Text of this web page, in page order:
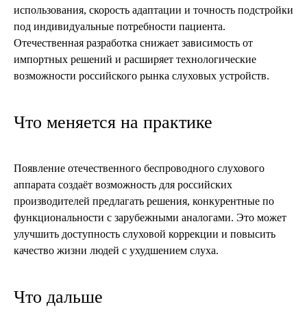
использования, скорость адаптации и точность подстройки
под индивидуальные потребности пациента.
Отечественная разработка снижает зависимость от
импортных решений и расширяет технологические
возможности российского рынка слуховых устройств.
Что меняется на практике
Появление отечественного беспроводного слухового
аппарата создаёт возможность для российских
производителей предлагать решения, конкурентные по
функциональности с зарубежными аналогами. Это может
улучшить доступность слуховой коррекции и повысить
качество жизни людей с ухудшением слуха.
Что дальше